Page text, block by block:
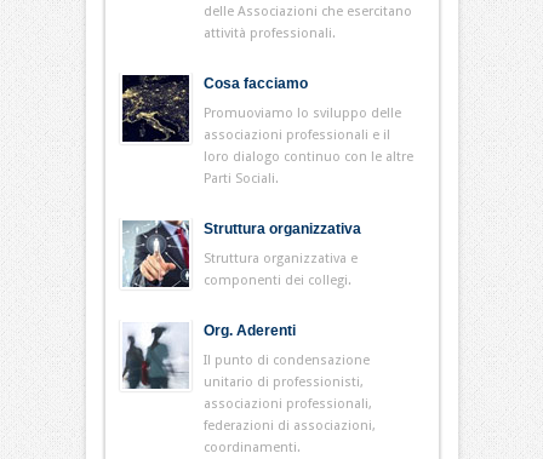
delle Associazioni che esercitano
attività professionali.
Cosa facciamo
Promuoviamo lo sviluppo delle
associazioni professionali e il
loro dialogo continuo con le altre
Parti Sociali.
Struttura organizzativa
Struttura organizzativa e
componenti dei collegi.
Org. Aderenti
Il punto di condensazione
unitario di professionisti,
associazioni professionali,
federazioni di associazioni,
coordinamenti.